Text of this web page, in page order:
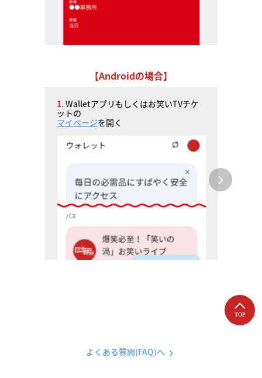
【Androidの場合】
1. Walletアプリもしくはお笑いTVチケ
ットの
マイページを開く
よくある質問(FAQ)へ